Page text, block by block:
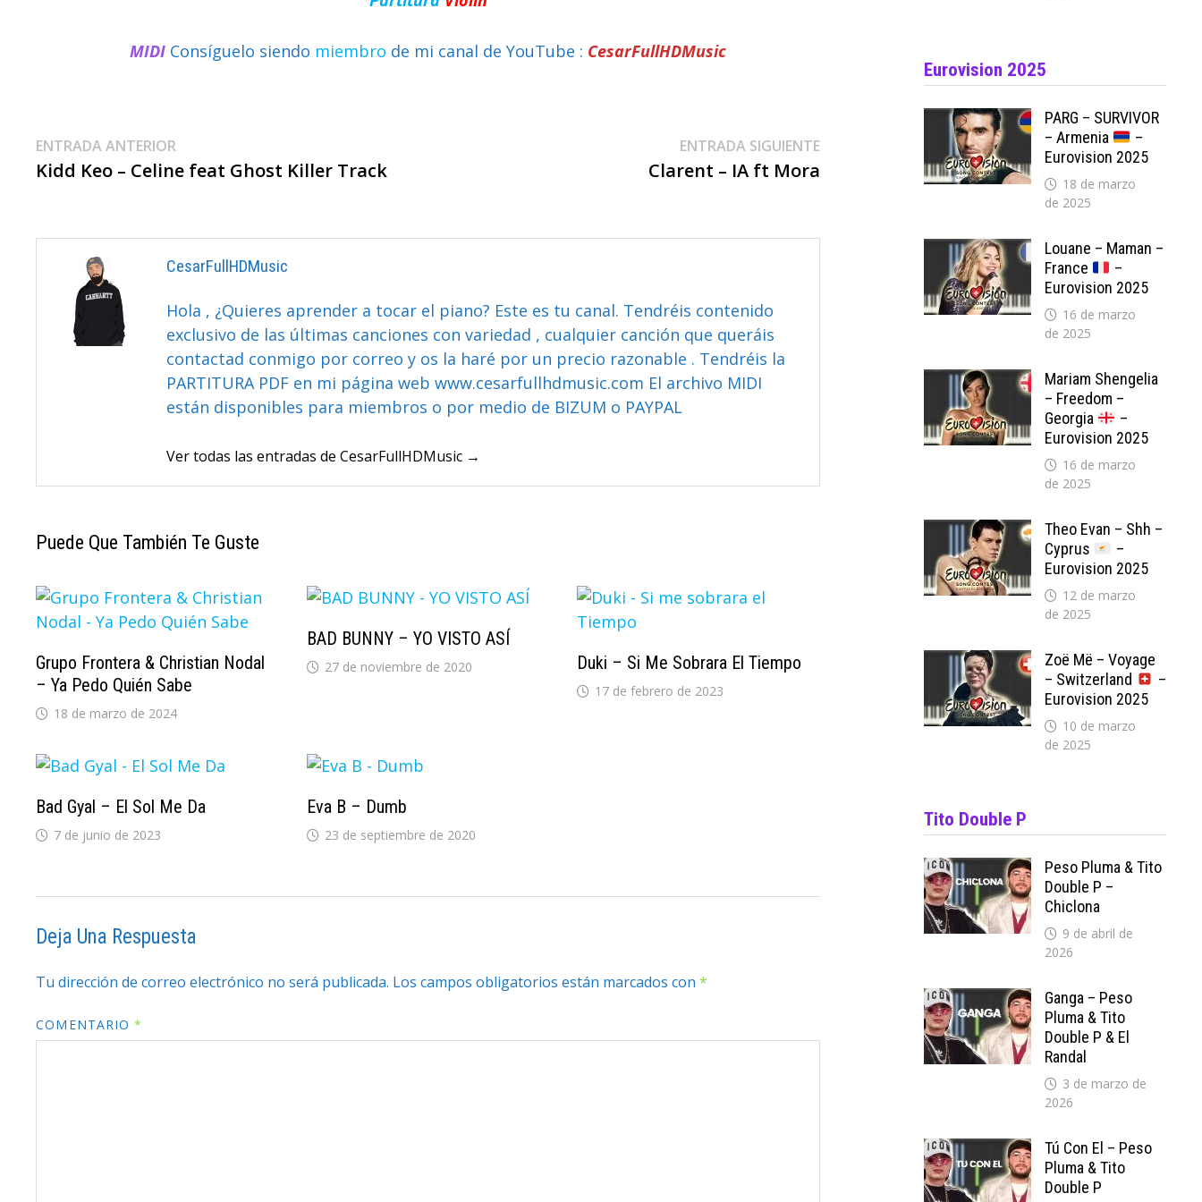
MIDI Consíguelo siendo miembro de mi canal de YouTube : CesarFullHDMusic
Navegación
De
ENTRADA ANTERIOR
anterior:
Kidd Keo – Celine feat Ghost Killer Track
ENTRADA SIGUIENTEEntrada
Clarent – IA ft Mora
CesarFullHDMusic
Hola , ¿Quieres aprender a tocar el piano? Este es tu canal. Tendréis contenido
exclusivo de las últimas canciones con variedad , cualquier canción que queráis
contactad conmigo por correo y os la haré por un precio razonable . Tendréis la
PARTITURA PDF en mi página web www.cesarfullhdmusic.com El archivo MIDI
están disponibles para miembros o por medio de BIZUM o PAYPAL
Ver todas las entradas de CesarFullHDMusic →
Puede Que También Te Guste
Grupo Frontera & Christian Nodal
– Ya Pedo Quién Sabe
18 de marzo de 2024
BAD BUNNY – YO VISTO ASÍ
27 de noviembre de 2020 Duki – Si Me Sobrara El Tiempo
17 de febrero de 2023
Bad Gyal – El Sol Me Da
7 de junio de 2023
Eva B – Dumb
23 de septiembre de 2020
Deja Una Respuesta
Tu dirección de correo electrónico no será publicada. Los campos obligatorios están marcados con*
COMENTARIO*
Eurovision 2025
PARG – SURVIVOR
– Armenia
–
Eurovision 2025
18 de marzo
de 2025
Louane – Maman –
France
–
Eurovision 2025
16 de marzo
de 2025
Mariam Shengelia
– Freedom –
Georgia
–
Eurovision 2025
16 de marzo
de 2025
Theo Evan – Shh –
Cyprus
–
Eurovision 2025
12 de marzo
de 2025
Zoë Më – Voyage
– Switzerland
–
Eurovision 2025
10 de marzo
de 2025
Tito Double P
Peso Pluma & Tito
Double P –
Chiclona
9 de abril de
2026
Ganga – Peso
Pluma & Tito
Double P & El
Randal
3 de marzo de
2026
Tú Con El – Peso
Pluma & Tito
Double P